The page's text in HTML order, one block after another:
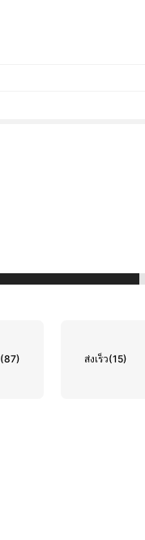
(87) ส่งเร็ว(15)